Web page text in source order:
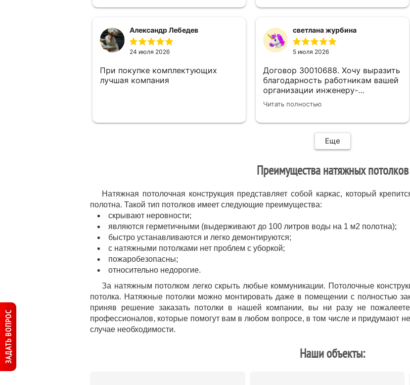
сложностей после установки
мебели. В итоге все обсудили и
заключили договор! Спасибо !
Александр Лебедев
24 июля 2026
При покупке комплектующих
лучшая компания
светлана журбина
5 июля 2026
Договор 30010688. Хочу выразить
благодарность работникам вашей
организации инженеру-
замерщику Кулабухову Николаю,и
мастеру монтажа Илье .Спасибо
подписания договора назначили
дату ,приехал Илья ( мастер
сделал свою работу,убрал за
собой ,что очень приятно.Мне все
понравилось .Хорошая работа .
Читать полностью
Еще
Преимущества натяжных потолков
Натяжная потолочная конструкция представляет собой каркас, который
полотна. Такой тип потолков имеет следующие преимущества:
скрывают неровности;
являются герметичными (выдерживают до 100 литров воды на 1 м2 полотна);
быстро устанавливаются и легко демонтируются;
с натяжными потолками нет проблем с уборкой;
пожаробезопасны;
относительно недорогие.
За натяжным потолком легко скрыть любые коммуникации. Потолочные
потолка. Натяжные потолки можно монтировать даже в помещении с полностью
приняв решение заказать потолки в нашей компании, вы ни разу не
профессионалов, которые помогут вам в любом вопросе, в том числе и придумают
случае необходимости.
Наши объекты:
ЗАДАТЬ ВОПРОС